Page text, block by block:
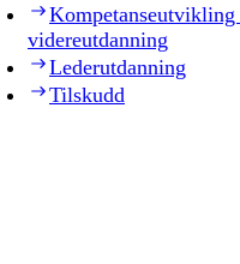
Kompetanseutvikling
videreutdanning
Lederutdanning
Tilskudd